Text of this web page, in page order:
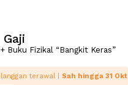
+ Buku Fizikal “Bangkit Keras”
terawal | Sah hingga 31 Okt